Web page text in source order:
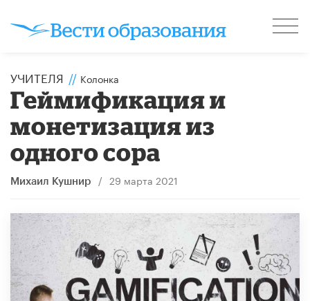
УЧИТЕЛЯ // Колонка
Геймификация и
монетизация из
одного сора
Михаил Кушнир / 29 марта 2021